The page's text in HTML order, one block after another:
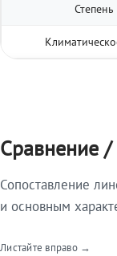
Сравнение
Сопоставление
и основным
Листайте вправо →